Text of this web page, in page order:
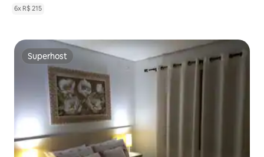
6x R$ 215
Superhost
Superhost